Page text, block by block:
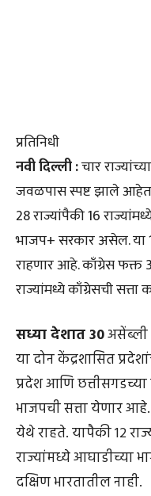
प्रतिनिधी
नवी दिल्ली :चार
जवळपास स्पष्ट झाले
28 राज्यांपैकी 16
भाजप+ सरकार असेल. या
राहणार आहे. काँग्रेस
राज्यांमध्ये काँग्रेसची
सध्या देशात 30असेंब्ली
या दोन केंद्रशासित
प्रदेश आणि
भाजपची सत्ता येणार
येथे राहते. यापैकी 12
राज्यांमध्ये आघाडीच्या
दक्षिण भारतातील नाही.